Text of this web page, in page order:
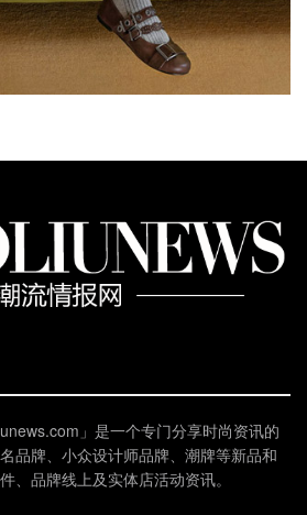
」是一个专门分享时尚资讯的
品牌、小众设计师品牌、潮牌等新品和
、品牌线上及实体店活动资讯。